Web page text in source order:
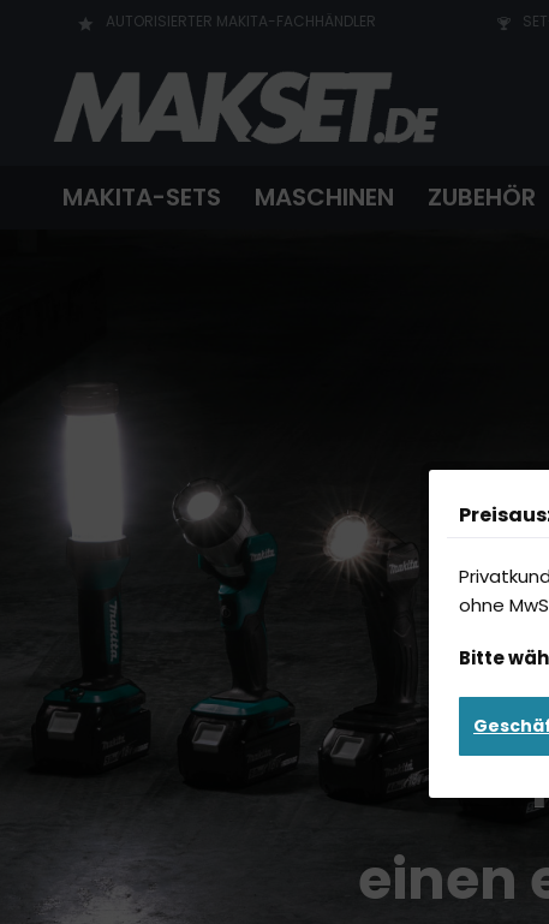
AUTORISIERTER MAKITA-FACHHÄNDLER
MAKITA-SETS MASCHINEN ZUBEHÖR
einen
ohne
Bitte